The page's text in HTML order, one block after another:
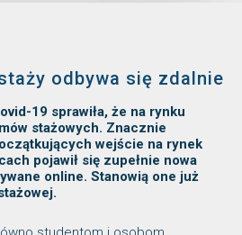
odbywa się zdalnie
19 sprawiła, że na rynku
stażowych. Znacznie
wejście na rynek
pojawił się zupełnie nowa
online. Stanowią one już